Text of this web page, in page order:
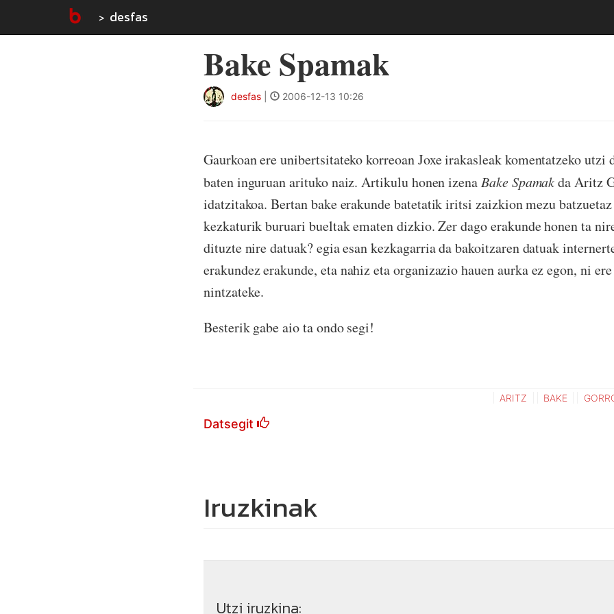
desfas
Bake Spamak
desfas 2006-12-13 10:26
Gaurkoan ere unibertsitateko korreoan Joxe irakasleak komentatzeko
baten inguruan arituko naiz. Artikulu honen izena Bake Spamakda Aritz
idatzitakoa. Bertan bake erakunde batetatik iritsi zaizkion mezu
kezkaturik buruari bueltak ematen dizkio. Zer dago erakunde honen ta
dituzte nire datuak? egia esan kezkagarria da bakoitzaren datuak
erakundez erakunde, eta nahiz eta organizazio hauen aurka ez egon, ni
nintzateke.
Besterik gabe aio ta ondo segi!
Datsegit
ARITZ BAKE
Iruzkinak
Utzi iruzkina: